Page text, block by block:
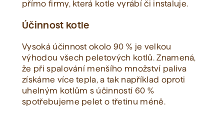
přímo firmy, která kotle vyrábí či instaluje.
Účinnost kotle
Vysoká účinnost okolo 90 % je velkou
výhodou všech peletových kotlů. Znamená,
že při spalování menšího množství paliva
získáme více tepla, a tak například oproti
uhelným kotlům s účinností 60 %
spotřebujeme pelet o třetinu méně.